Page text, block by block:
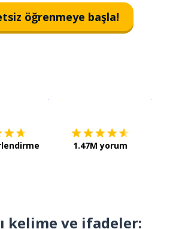
öğrenmeye başla!
1.47M yorum
kelime ve ifadeler: